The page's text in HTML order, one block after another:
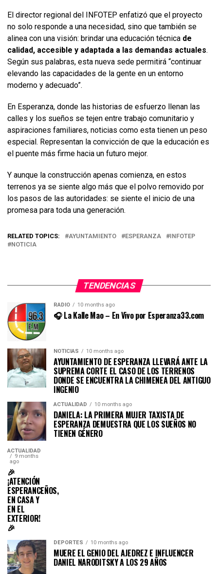
El director regional del INFOTEP enfatizó que el proyecto
no solo responde a una necesidad, sino que también se
alinea con una visión: brindar una educación técnica de
calidad, accesible y adaptada a las demandas actuales.
Según sus palabras, esta nueva sede permitirá “continuar
elevando las capacidades de la gente en un entorno
moderno y adecuado”.
En Esperanza, donde las historias de esfuerzo llenan las
calles y los sueños se tejen entre trabajo comunitario y
aspiraciones familiares, noticias como esta tienen un peso
especial. Representan la convicción de que la educación es
el puente más firme hacia un futuro mejor.
Y aunque la construcción apenas comienza, en estos
terrenos ya se siente algo más que el polvo removido por
los pasos de las autoridades: se siente el inicio de una
promesa para toda una generación.
RELATED TOPICS: AYUNTAMIENTO ESPERANZA
INFOTEP
NOTICIA
TENDENCIAS
RADIO 10 months ago
🎧 La Kalle Mao – En Vivo por Esperanza33.com
NOTICIAS 10 months ago
AYUNTAMIENTO DE ESPERANZA LLEVARÁ ANTE LA
SUPREMA CORTE EL CASO DE LOS TERRENOS
DONDE SE ENCUENTRA LA CHIMENEA DEL ANTIGUO
INGENIO
ACTUALIDAD 10 months ago
DANIELA: LA PRIMERA MUJER TAXISTA DE
ESPERANZA DEMUESTRA QUE LOS SUEÑOS NO
TIENEN GÉNERO
ACTUALIDAD
9 months
ago
🎉
¡ATENCIÓN
ESPERANCEÑOS,
EN CASA Y
EN EL
EXTERIOR!
🎉
DEPORTES 10 months ago
MUERE EL GENIO DEL AJEDREZ E INFLUENCER
DANIEL NARODITSKY A LOS 29 AÑOS